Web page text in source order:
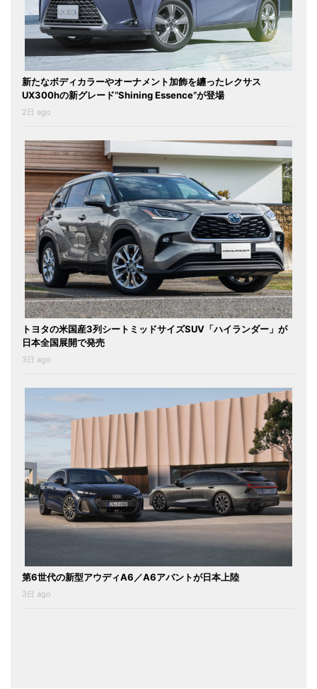
新たなボディカラーやオーナメント加飾を纏ったレクサス
UX300hの新グレード“Shining Essence”が登場
2日 ago
トヨタの米国産3列シートミッドサイズSUV「ハイランダー」が
日本全国展開で発売
3日 ago
第6世代の新型アウディA6／A6アバントが日本上陸
3日 ago